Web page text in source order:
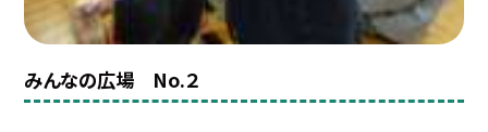
みんなの広場 No.２